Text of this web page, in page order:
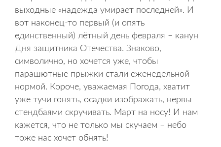
выходные «надежда умирает последней». И
вот наконец-то первый (и опять
единственный) лётный день февраля – канун
Дня защитника Отечества. Знаково,
символично, но хочется уже, чтобы
парашютные прыжки стали еженедельной
нормой. Короче, уважаемая Погода, хватит
уже тучи гонять, осадки изображать, нервы
стендбаями скручивать. Март на носу! И нам
кажется, что не только мы скучаем – небо
тоже нас хочет обнять!